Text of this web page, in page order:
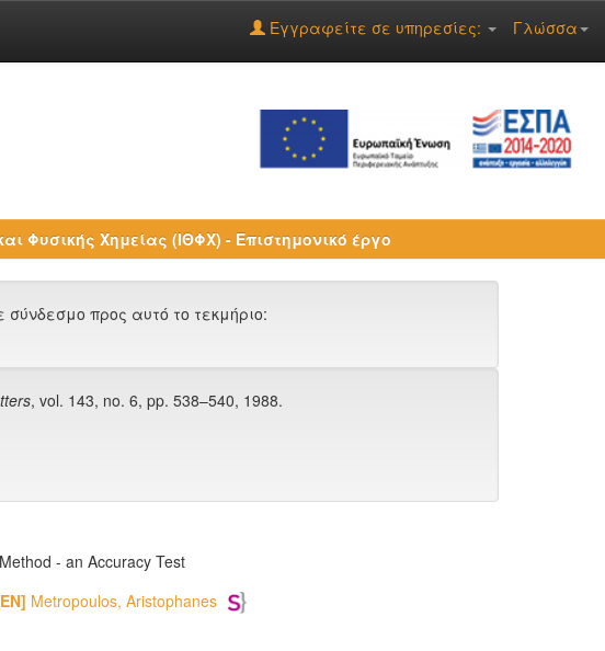
Γλώσσα
Εγγραφείτε σε υπηρεσίες:
Φυσικής Χημείας (ΙΘΦΧ) - Επιστημονικό έργο
προς αυτό το τεκμήριο:
, vol. 143, no. 6, pp. 538–540, 1988.
- an Accuracy Test
Metropoulos, Aristophanes